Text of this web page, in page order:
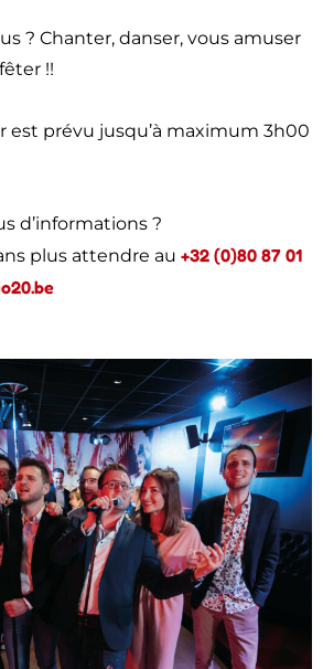
? Chanter, danser, vous amuser
!!
est prévu jusqu’à maximum 3h00
d’informations ?
plus attendre au +32 (0)80 87 01